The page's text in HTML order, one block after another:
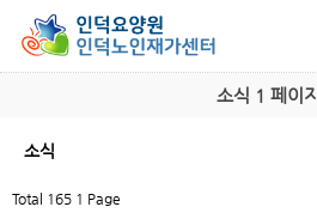
소식 1 페이지
소식
Total 165 1 Page